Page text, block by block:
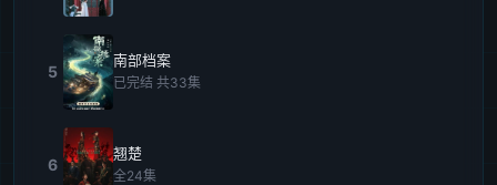
5
南部档案
已完结 共33集
6
翘楚
全24集